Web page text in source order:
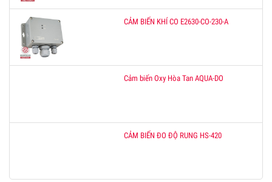
CẢM BIẾN KHÍ CO E2630-CO-230-A
Cảm biến Oxy Hòa Tan AQUA-DO
CẢM BIẾN ĐO ĐỘ RUNG HS-420